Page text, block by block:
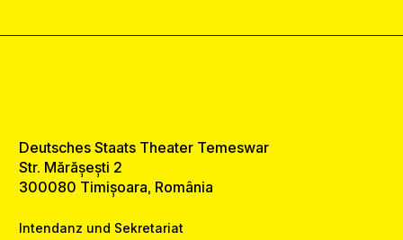
Deutsches Staats Theater Temeswar
Str. Mărășești 2
300080 Timișoara, România
Intendanz und Sekretariat